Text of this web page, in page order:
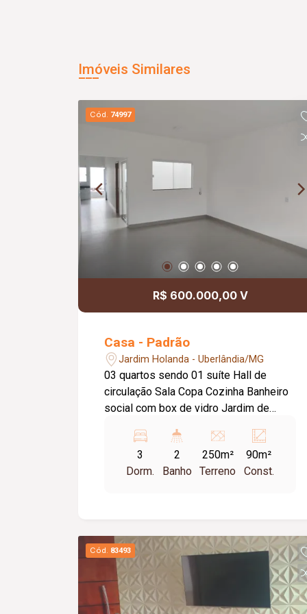
Imóveis Similares
Cód. 74997
R$ 600.000,00 V
Casa - Padrão
Jardim Holanda - Uberlândia/MG
03 quartos sendo 01 suíte Hall de
circulação Sala Copa Cozinha Banheiro
social com box de vidro Jardim de
3
Dorm.
2
Banho
250m²
Terreno
90m²
Const.
Cód. 83493